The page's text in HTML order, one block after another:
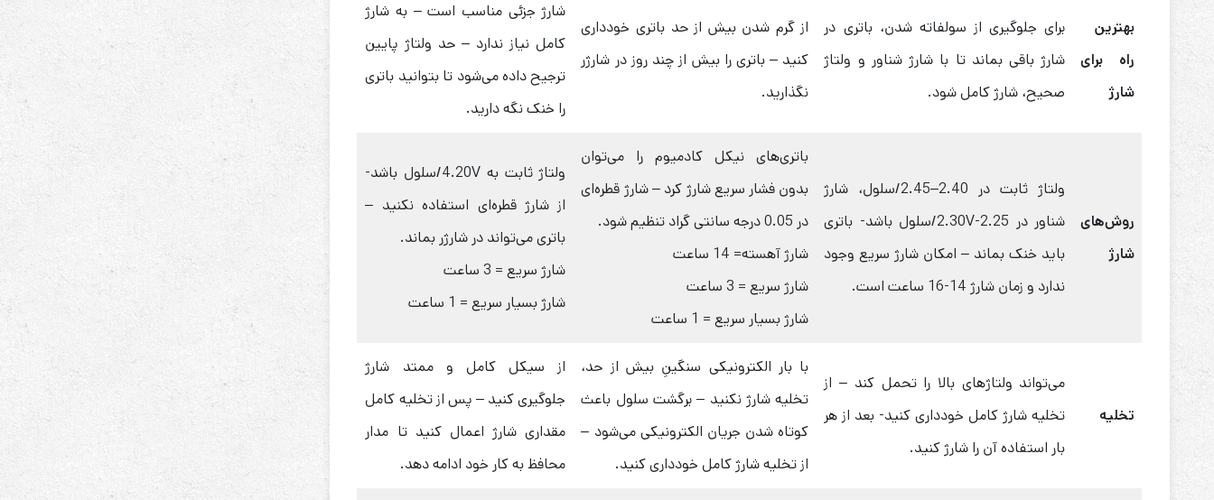
بهترین
راه برای
شارژ
برای جلوگیری از سولفاته شدن، باتری در
شارژ باقی بماند تا با شارژ شناور و ولتاژ
صحیح، شارژ کامل شود.
از گرم شدن بیش از حد باتری خودداری
کنید – باتری را بیش از چند روز در شارژر
نگذارید.
شارژ جزئی مناسب است – به شارژ
کامل نیاز ندارد – حد ولتاژ پایین
ترجیح داده می‌شود تا بتوانید باتری
را خنک نگه دارید.
روش‌های
شارژ
ولتاژ ثابت در 2.40–2.45/سلول، شارژ
شناور در 2.25-2.30V/سلول باشد- باتری
باید خنک بماند – امکان شارژ سریع وجود
ندارد و زمان شارژ 14-16 ساعت است.
باتری‌های نیکل کادمیوم را می‌توان
بدون فشار سریع شارژ کرد – شارژ قطره‌ای
در 0.05 درجه سانتی گراد تنظیم شود.
شارژ آهسته= 14 ساعت
شارژ سریع = 3 ساعت
شارژ بسیار سریع = 1 ساعت
ولتاژ ثابت به 4.20V/سلول باشد-
از شارژ قطره‌ای استفاده نکنید –
باتری می‌تواند در شارژر بماند.
شارژ سریع = 3 ساعت
شارژ بسیار سریع = 1 ساعت
تخلیه
می‌تواند ولتاژ‌های بالا را تحمل کند – از
تخلیه شارژ کامل خودداری کنید- بعد از هر
بار استفاده آن را شارژ کنید.
با بار الکترونیکی سنگینِ بیش از حد،
تخلیه شارژ نکنید – برگشت سلول باعث
کوتاه شدن جریان الکترونیکی می‌شود –
از تخلیه شارژ کامل خودداری کنید.
از سیکل کامل و ممتد شارژ
جلوگیری کنید – پس از تخلیه کامل
مقداری شارژ اعمال کنید تا مدار
محافظ به کار خود ادامه دهد.